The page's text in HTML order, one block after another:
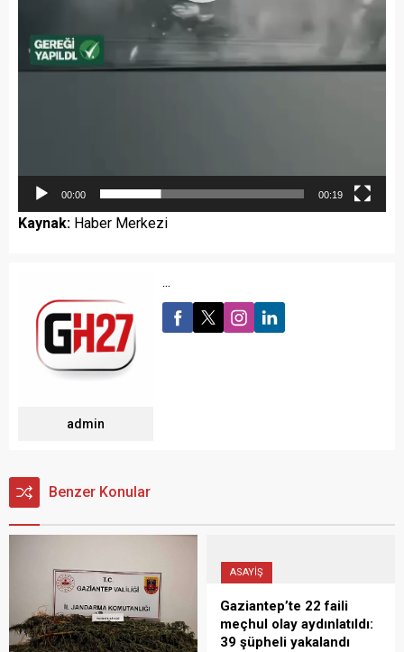
00:00 00:19
Kaynak: Haber Merkezi
admin
...
Benzer Konular
ASAYİŞ
Gaziantep’te 22 faili
meçhul olay aydınlatıldı:
39 şüpheli yakalandı